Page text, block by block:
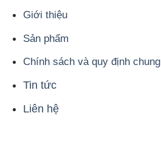
Giới thiệu
Sản phẩm
Chính sách và quy định chung
Tin tức
Liên hệ